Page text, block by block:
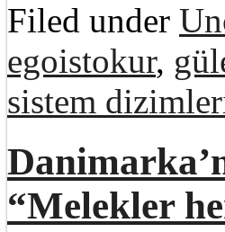
Filed under
egoistokur,
sistem
“Melekler